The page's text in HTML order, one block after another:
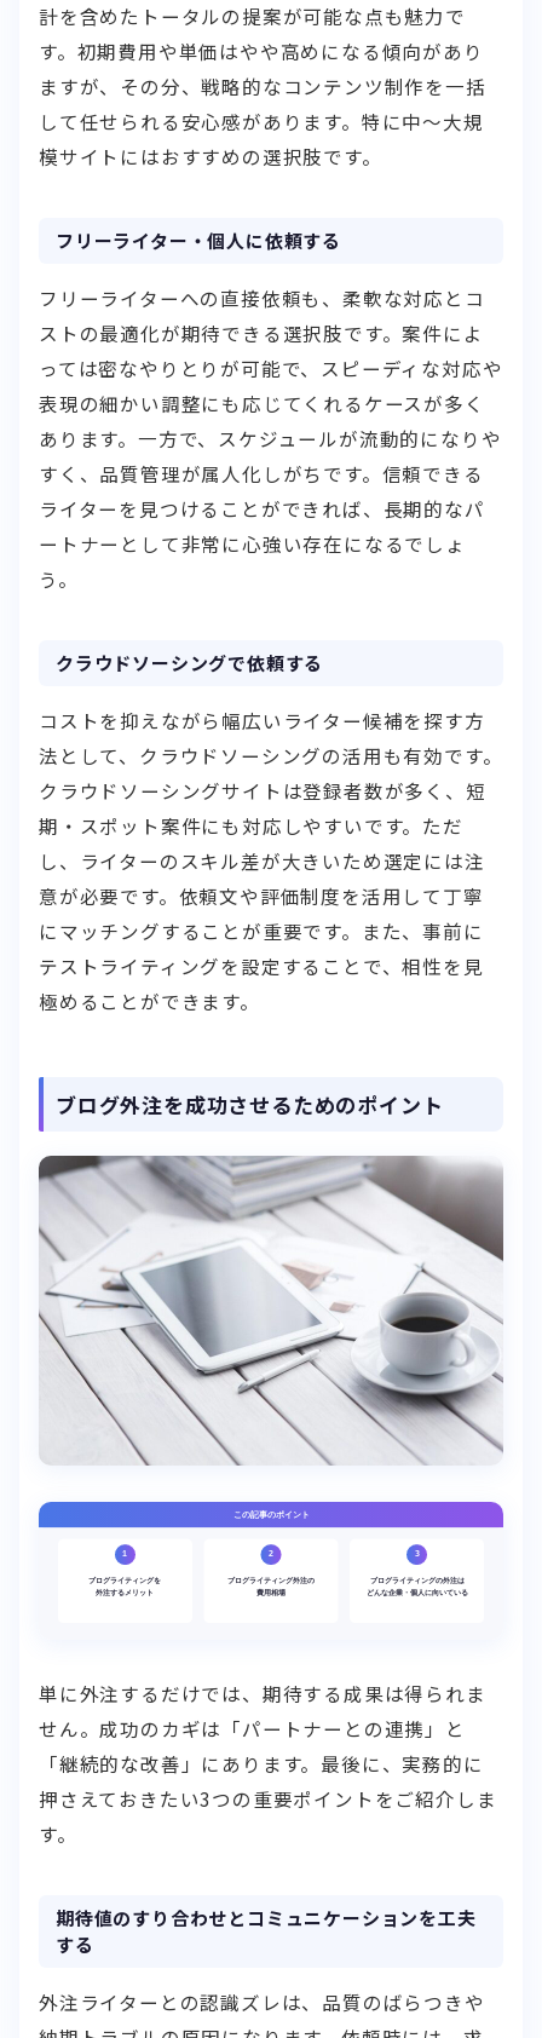
計を含めたトータルの提案が可能な点も魅力で
す。初期費用や単価はやや高めになる傾向があり
ますが、その分、戦略的なコンテンツ制作を一括
して任せられる安心感があります。特に中〜大規
模サイトにはおすすめの選択肢です。
フリーライター・個人に依頼する
フリーライターへの直接依頼も、柔軟な対応とコ
ストの最適化が期待できる選択肢です。案件によ
っては密なやりとりが可能で、スピーディな対応や
表現の細かい調整にも応じてくれるケースが多く
あります。一方で、スケジュールが流動的になりや
すく、品質管理が属人化しがちです。信頼できる
ライターを見つけることができれば、長期的なパ
ートナーとして非常に心強い存在になるでしょ
う。
クラウドソーシングで依頼する
コストを抑えながら幅広いライター候補を探す方
法として、クラウドソーシングの活用も有効です。
クラウドソーシングサイトは登録者数が多く、短
期・スポット案件にも対応しやすいです。ただ
し、ライターのスキル差が大きいため選定には注
意が必要です。依頼文や評価制度を活用して丁寧
にマッチングすることが重要です。また、事前に
テストライティングを設定することで、相性を見
極めることができます。
ブログ外注を成功させるためのポイント
単に外注するだけでは、期待する成果は得られま
せん。成功のカギは「パートナーとの連携」と
「継続的な改善」にあります。最後に、実務的に
押さえておきたい3つの重要ポイントをご紹介しま
す。
期待値のすり合わせとコミュニケーションを工夫
する
外注ライターとの認識ズレは、品質のばらつきや